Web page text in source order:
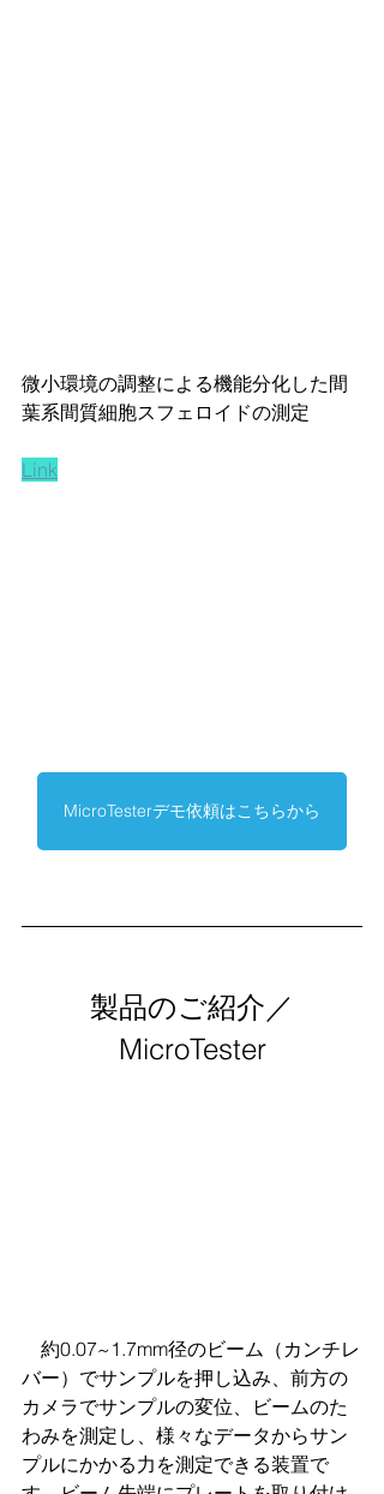
微小環境の調整による機能分化した間
葉系間質細胞スフェロイドの測定
Link
MicroTesterデモ依頼はこちらから
製品のご紹介／
MicroTester
約0.07~1.7mm径のビーム（カンチレ
バー）でサンプルを押し込み、前方の
カメラでサンプルの変位、ビームのた
わみを測定し、様々なデータからサン
プルにかかる力を測定できる装置で